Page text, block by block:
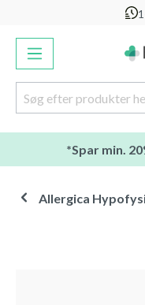
*Spar min.
Allergica